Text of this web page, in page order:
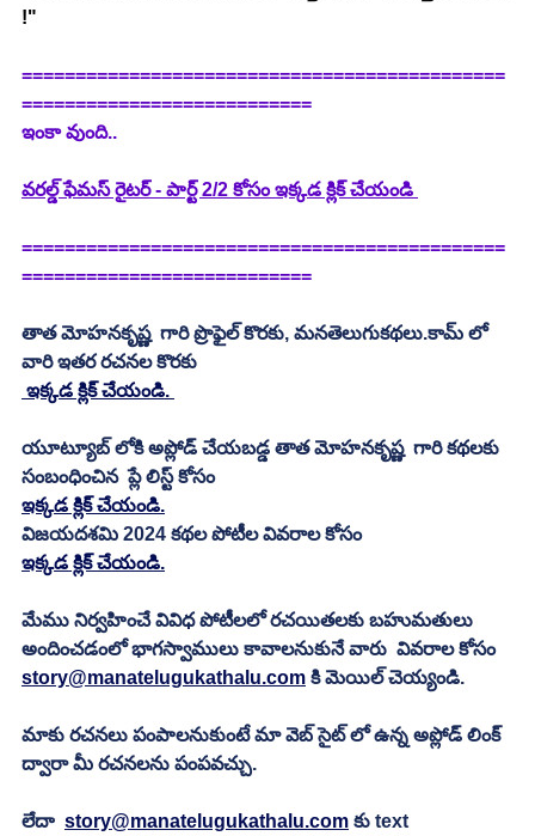
!"
=============================================
===========================
ఇంకా వుంది..
వరల్డ్ ఫేమస్ రైటర్ - పార్ట్ 2/2 కోసం ఇక్కడ క్లిక్ చేయండి
=============================================
===========================
తాత మోహనకృష్ణ  గారి ప్రొఫైల్ కొరకు, మనతెలుగుకథలు.కామ్ లో
వారి ఇతర రచనల కొరకు
ఇక్కడ క్లిక్ చేయండి.
యూట్యూబ్ లోకి అప్లోడ్ చేయబడ్డ తాత మోహనకృష్ణ  గారి కథలకు
సంబంధించిన  ప్లే లిస్ట్ కోసం
ఇక్కడ క్లిక్ చేయండి.
విజయదశమి 2024 కథల పోటీల వివరాల కోసం
ఇక్కడ క్లిక్ చేయండి.
మేము నిర్వహించే వివిధ పోటీలలో రచయితలకు బహుమతులు
అందించడంలో భాగస్వాములు కావాలనుకునే వారు  వివరాల కోసం
story@manatelugukathalu.com కి మెయిల్ చెయ్యండి.
మాకు రచనలు పంపాలనుకుంటే మా వెబ్ సైట్ లో ఉన్న అప్లోడ్ లింక్
ద్వారా మీ రచనలను పంపవచ్చు.
లేదా story@manatelugukathalu.com కు text